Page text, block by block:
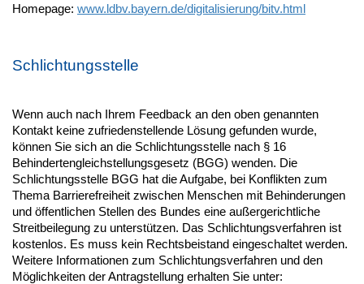
Homepage: www.ldbv.bayern.de/digitalisierung/bitv.html
Schlichtungsstelle
Wenn auch nach Ihrem Feedback an den oben genannten
Kontakt keine zufriedenstellende Lösung gefunden wurde,
können Sie sich an die Schlichtungsstelle nach § 16
Behindertengleichstellungsgesetz (BGG) wenden. Die
Schlichtungsstelle BGG hat die Aufgabe, bei Konflikten zum
Thema Barrierefreiheit zwischen Menschen mit Behinderungen
und öffentlichen Stellen des Bundes eine außergerichtliche
Streitbeilegung zu unterstützen. Das Schlichtungsverfahren ist
kostenlos. Es muss kein Rechtsbeistand eingeschaltet werden.
Weitere Informationen zum Schlichtungsverfahren und den
Möglichkeiten der Antragstellung erhalten Sie unter: